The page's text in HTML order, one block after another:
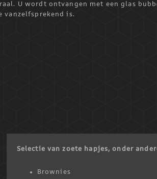
U wordt ontvangen met een glas
is.
Selectie van zoete hapjes, onder
Brownies